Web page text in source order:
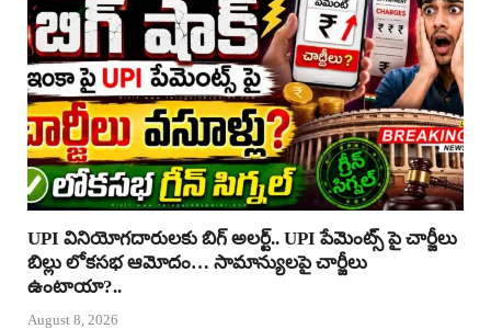
UPI వినియోగదారులకు బిగ్ అలర్ట్.. UPI పేమెంట్స్ పై చార్జీలు
బిల్లు లోకసభ ఆమోదం… సామాన్యులపై చార్జీలు
ఉంటాయా?..
August 8, 2026